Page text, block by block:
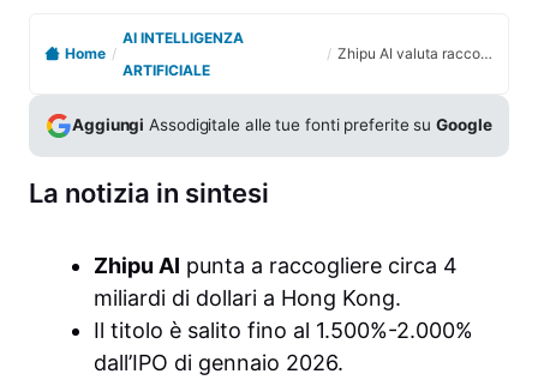
Home /
AI INTELLIGENZA
ARTIFICIALE
/ Zhipu AI valuta raccolta da 4 miliardi a Hong Kong dopo il rally del titolo
Aggiungi Assodigitale alle tue fonti preferite suGoogle
La notizia in sintesi
Zhipu AI punta a raccogliere circa 4
miliardi di dollari a Hong Kong.
Il titolo è salito fino al 1.500%-2.000%
dall’IPO di gennaio 2026.